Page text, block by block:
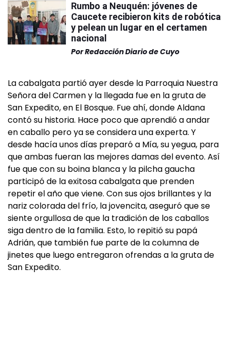
Rumbo a Neuquén: jóvenes de
Caucete recibieron kits de robótica
y pelean un lugar en el certamen
nacional
PorRedacción Diario de Cuyo
La cabalgata partió ayer desde la Parroquia Nuestra
Señora del Carmen y la llegada fue en la gruta de
San Expedito, en El Bosque. Fue ahí, donde Aldana
contó su historia. Hace poco que aprendió a andar
en caballo pero ya se considera una experta. Y
desde hacía unos días preparó a Mía, su yegua, para
que ambas fueran las mejores damas del evento. Así
fue que con su boina blanca y la pilcha gaucha
participó de la exitosa cabalgata que prenden
repetir el año que viene. Con sus ojos brillantes y la
nariz colorada del frío, la jovencita, aseguró que se
siente orgullosa de que la tradición de los caballos
siga dentro de la familia. Esto, lo repitió su papá
Adrián, que también fue parte de la columna de
jinetes que luego entregaron ofrendas a la gruta de
San Expedito.